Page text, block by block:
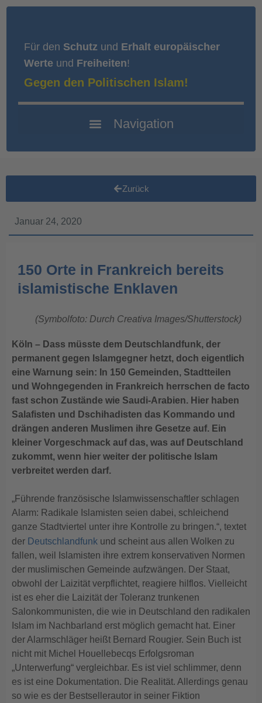
Für den Schutz und Erhalt europäischer
Werte und Freiheiten!
Gegen den Politischen Islam!
Zurück
Januar 24, 2020
150 Orte in Frankreich bereits
islamistische Enklaven
(Symbolfoto: Durch Creativa Images/Shutterstock)
Köln – Dass müsste dem Deutschlandfunk, der
permanent gegen Islamgegner hetzt, doch eigentlich
eine Warnung sein: In 150 Gemeinden, Stadtteilen
und Wohngegenden in Frankreich herrschen de facto
fast schon Zustände wie Saudi-Arabien. Hier haben
Salafisten und Dschihadisten das Kommando und
drängen anderen Muslimen ihre Gesetze auf. Ein
kleiner Vorgeschmack auf das, was auf Deutschland
zukommt, wenn hier weiter der politische Islam
verbreitet werden darf.
„Führende französische Islamwissenschaftler schlagen
Alarm: Radikale Islamisten seien dabei, schleichend
ganze Stadtviertel unter ihre Kontrolle zu bringen.“, textet
der Deutschlandfunk und scheint aus allen Wolken zu
fallen, weil Islamisten ihre extrem konservativen Normen
der muslimischen Gemeinde aufzwängen. Der Staat,
obwohl der Laizität verpflichtet, reagiere hilflos. Vielleicht
ist es eher die Laizität der Toleranz trunkenen
Salonkommunisten, die wie in Deutschland den radikalen
Islam im Nachbarland erst möglich gemacht hat. Einer
der Alarmschläger heißt Bernard Rougier. Sein Buch ist
nicht mit Michel Houellebecqs Erfolgsroman
„Unterwerfung“ vergleichbar. Es ist viel schlimmer, denn
es ist eine Dokumentation. Die Realität. Allerdings genau
so wie es der Bestsellerautor in seiner Fiktion